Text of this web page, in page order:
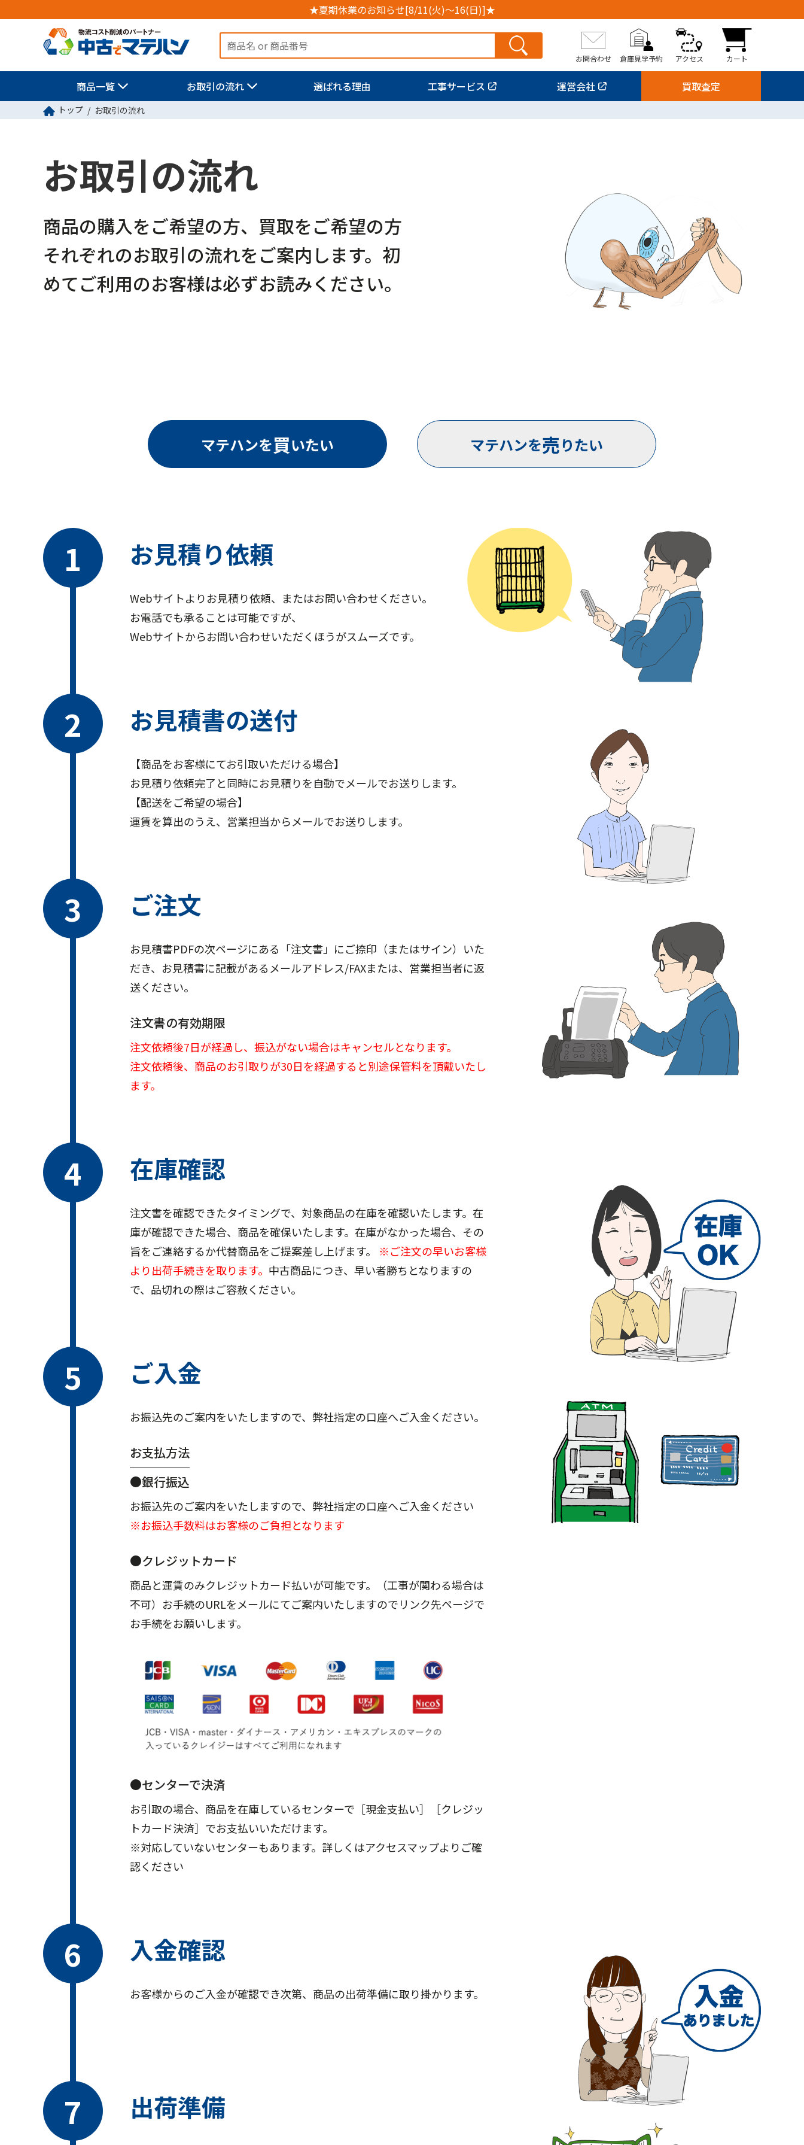
★夏期休業のお知らせ[8/11(火)～16(日)]★
お問合わせ 倉庫見学予約 アクセス カート
商品一覧 お取引の流れ 選ばれる理由 工事サービス 運営会社 買取査定
トップ お取引の流れ
お取引の流れ
商品の購入をご希望の方、買取をご希望の方
それぞれのお取引の流れをご案内します。初
めてご利用のお客様は必ずお読みください。
マテハンを買いたい マテハンを売りたい
お見積り依頼
Webサイトよりお見積り依頼、またはお問い合わせください。
お電話でも承ることは可能ですが、
Webサイトからお問い合わせいただくほうがスムーズです。
お見積書の送付
【商品をお客様にてお引取いただける場合】
お見積り依頼完了と同時にお見積りを自動でメールでお送りします。
【配送をご希望の場合】
運賃を算出のうえ、営業担当からメールでお送りします。
ご注文
お見積書PDFの次ページにある「注文書」にご捺印（またはサイン）いた
だき、お見積書に記載があるメールアドレス/FAXまたは、営業担当者に返
送ください。
注文書の有効期限
注文依頼後7日が経過し、振込がない場合はキャンセルとなります。
注文依頼後、商品のお引取りが30日を経過すると別途保管料を頂戴いたし
ます。
在庫確認
注文書を確認できたタイミングで、対象商品の在庫を確認いたします。在
庫が確認できた場合、商品を確保いたします。在庫がなかった場合、その
旨をご連絡するか代替商品をご提案差し上げます。 ※ご注文の早いお客様
より出荷手続きを取ります。 中古商品につき、早い者勝ちとなりますの
で、品切れの際はご容赦ください。
ご入金
お振込先のご案内をいたしますので、弊社指定の口座へご入金ください。
お支払方法
●銀行振込
お振込先のご案内をいたしますので、弊社指定の口座へご入金ください
※お振込手数料はお客様のご負担となります
●クレジットカード
商品と運賃のみクレジットカード払いが可能です。（工事が関わる場合は
不可）お手続のURLをメールにてご案内いたしますのでリンク先ページで
お手続をお願いします。
●センターで決済
お引取の場合、商品を在庫しているセンターで［現金支払い］［クレジッ
トカード決済］でお支払いいただけます。
※対応していないセンターもあります。詳しくはアクセスマップよりご確
認ください
入金確認
お客様からのご入金が確認でき次第、商品の出荷準備に取り掛かります。
出荷準備